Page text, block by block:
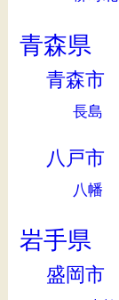
青森県
青森市
長島
八戸市
八幡
岩手県
盛岡市